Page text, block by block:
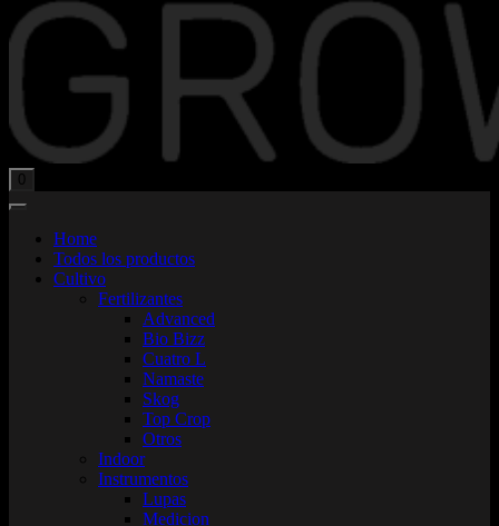
0
Home
Todos los productos
Cultivo
Fertilizantes
Advanced
Bio Bizz
Cuatro L
Namaste
Skog
Top Crop
Otros
Indoor
Instrumentos
Lupas
Medicion